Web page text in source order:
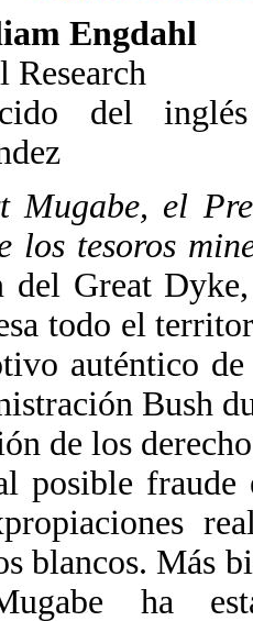
Engdahl
Research
del
Mugabe, el
los tesoros
del Great
todo el
auténtico
Bush
de los
posible
blancos. Más
ha